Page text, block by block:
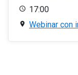
17:00
Webinar con